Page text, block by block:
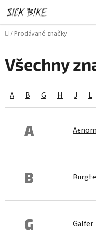
na
obsah
Domů
/Prodávané značky
Všechny
A B G H J L
A
B
G Galfer